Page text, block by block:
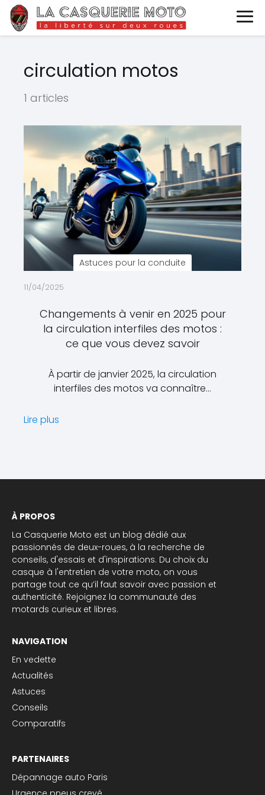
circulation motos
1 articles
Astuces pour la conduite
11/04/2025
Changements à venir en 2025 pour
la circulation interfiles des motos :
ce que vous devez savoir
À partir de janvier 2025, la circulation
interfiles des motos va connaître…
Lire plus
À PROPOS
La Casquerie Moto est un blog dédié aux
passionnés de deux-roues, à la recherche de
conseils, d'essais et d'inspirations. Du choix du
casque à l'entretien de votre moto, on vous
partage tout ce qu’il faut savoir avec passion et
authenticité. Rejoignez la communauté des
motards curieux et libres.
NAVIGATION
En vedette
Actualités
Astuces
Conseils
Comparatifs
PARTENAIRES
Dépannage auto Paris